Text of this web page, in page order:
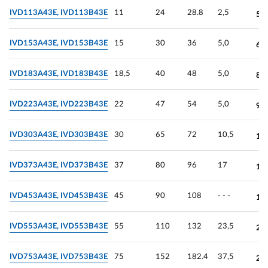
IVD113A43E, IVD113В43E 11 24 28.8 2,5 51
IVD153A43E, IVD153В43E 15 30 36 5,0 63
IVD183A43E, IVD183В43E 18,5 40 48 5,0 80
IVD223A43E, IVD223В43E 22 47 54 5,0 96
IVD303A43E, IVD303В43E 30 65 72 10,5
IVD373A43E, IVD373В43E 37 80 96 17
IVD453A43E, IVD453В43E 45 90 108 - - -
IVD553A43E, IVD553В43E 55 110 132 23,5
IVD753A43E, IVD753В43E 75 152 182.4 37,5